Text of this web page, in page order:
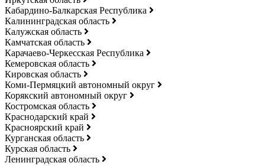
Кабардино-Балкарская Республика
Калининградская область
Калужская область
Камчатская область
Карачаево-Черкесская Республика
Кемеровская область
Кировская область
Коми-Пермяцкий автономный округ
Корякский автономный округ
Костромская область
Краснодарский край
Красноярский край
Курганская область
Курская область
Ленинградская область